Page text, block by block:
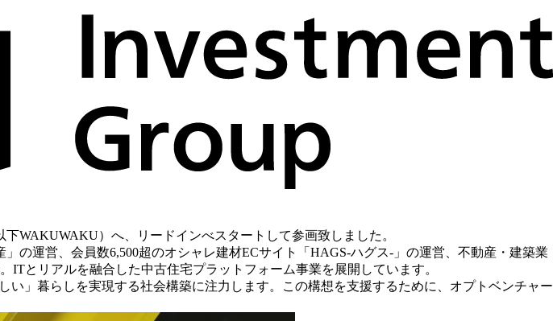
WAKUWAKU）へ、リードインべスタートして参画致しました。
の運営、会員数6,500超のオシャレ建材ECサイト「HAGS-ハグス-」の運営、不動産・建築業
ITとリアルを融合した中古住宅プラットフォーム事業を展開しています。
」暮らしを実現する社会構築に注力します。この構想を支援するために、オプトベンチャー